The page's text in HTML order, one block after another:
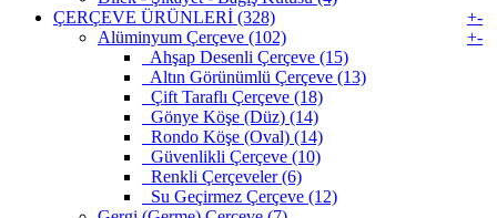
ÇERÇEVE ÜRÜNLERİ (328)
+-
Alüminyum Çerçeve (102)
+-
Ahşap Desenli Çerçeve (15)
Altın Görünümlü Çerçeve (13)
Çift Taraflı Çerçeve (18)
Gönye Köşe (Düz) (14)
Rondo Köşe (Oval) (14)
Güvenlikli Çerçeve (10)
Renkli Çerçeveler (6)
Su Geçirmez Çerçeve (12)